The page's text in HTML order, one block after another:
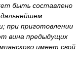
быть составлено
при приготовлении
вина предыдущих
имеет свой